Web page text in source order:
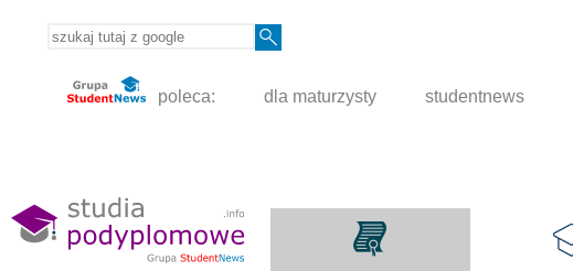
poleca: dla maturzysty studentnews